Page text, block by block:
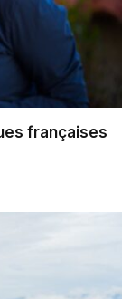
françaises